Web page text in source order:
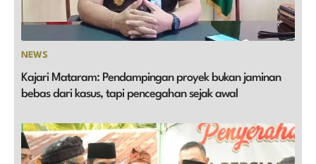
NEWS
Kajari Mataram: Pendampingan proyek bukan jaminan
bebas dari kasus, tapi pencegahan sejak awal